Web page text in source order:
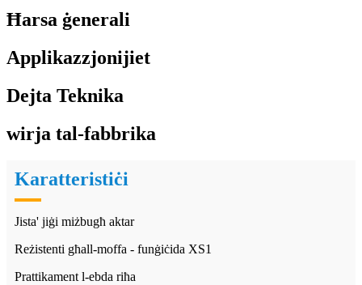
Ħarsa ġenerali
Applikazzjonijiet
Dejta Teknika
wirja tal-fabbrika
Karatteristiċi
Jista' jiġi miżbugħ aktar
Reżistenti għall-moffa - funġiċida XS1
Prattikament l-ebda riħa